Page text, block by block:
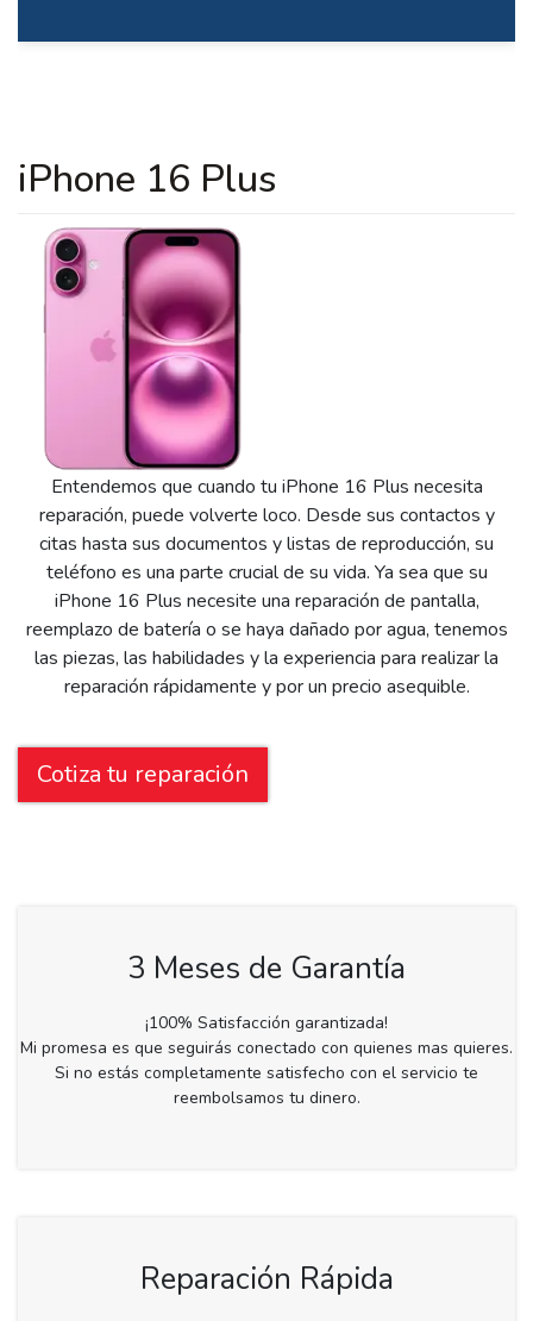
iPhone 16 Plus
Entendemos que cuando tu iPhone 16 Plus necesita
reparación, puede volverte loco. Desde sus contactos y
citas hasta sus documentos y listas de reproducción, su
teléfono es una parte crucial de su vida. Ya sea que su
iPhone 16 Plus necesite una reparación de pantalla,
reemplazo de batería o se haya dañado por agua, tenemos
las piezas, las habilidades y la experiencia para realizar la
reparación rápidamente y por un precio asequible.
Cotiza tu reparación
3 Meses de Garantía
¡100% Satisfacción garantizada!
Mi promesa es que seguirás conectado con quienes mas quieres.
Si no estás completamente satisfecho con el servicio te
reembolsamos tu dinero.
Reparación Rápida